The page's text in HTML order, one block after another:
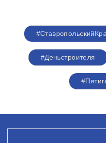
#Деньстроителя